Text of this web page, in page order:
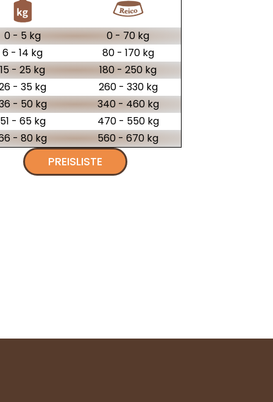
0 - 5 kg
0 - 70 kg
6 - 14 kg
80 - 170 kg
15 - 25 kg
180 - 250 kg
- 35 kg
260 - 330 kg
- 50 kg
340 - 460 kg
51 - 65 kg
470 - 550 kg
- 80 kg
560 - 670 kg
PREISLISTE